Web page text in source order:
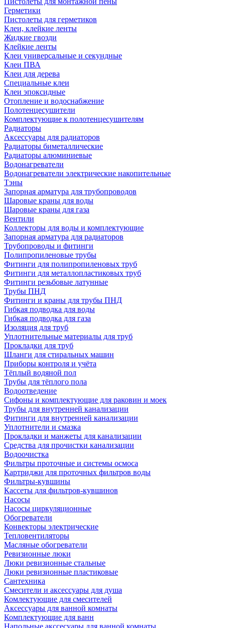
Герметики
Пистолеты для герметиков
Клеи, клейкие ленты
Жидкие гвозди
Клейкие ленты
Клеи универсальные и секундные
Клеи ПВА
Клеи для дерева
Специальные клеи
Клеи эпоксидные
Отопление и водоснабжение
Полотенцесушители
Комплектующие к полотенцесушителям
Радиаторы
Аксессуары для радиаторов
Радиаторы биметаллические
Радиаторы алюминиевые
Водонагреватели
Водонагреватели электрические накопительные
Тэны
Запорная арматура для трубопроводов
Шаровые краны для воды
Шаровые краны для газа
Вентили
Коллекторы для воды и комплектующие
Запорная арматура для радиаторов
Трубопроводы и фитинги
Полипропиленовые трубы
Фитинги для полипропиленовых труб
Фитинги для металлопластиковых труб
Фитинги резьбовые латунные
Трубы ПНД
Фитинги и краны для трубы ПНД
Гибкая подводка для воды
Гибкая подводка для газа
Изоляция для труб
Уплотнительные материалы для труб
Прокладки для труб
Шланги для стиральных машин
Приборы контроля и учёта
Тёплый водяной пол
Трубы для тёплого пола
Водоотведение
Сифоны и комплектующие для раковин и моек
Трубы для внутренней канализации
Фитинги для внутренней канализации
Уплотнители и смазка
Прокладки и манжеты для канализации
Средства для прочистки канализации
Водоочистка
Фильтры проточные и системы осмоса
Картриджи для проточных фильтров воды
Фильтры-кувшины
Кассеты для фильтров-кувшинов
Насосы
Насосы циркуляционные
Обогреватели
Конвекторы электрические
Тепловентиляторы
Масляные обогреватели
Ревизионные люки
Люки ревизионные стальные
Люки ревизионные пластиковые
Сантехника
Смесители и аксессуары для душа
Комлектующие для смесителей
Аксессуары для ванной комнаты
Комплектующие для ванн
Напольные акссесуары для ванной комнаты